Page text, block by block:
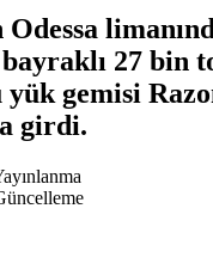
27 bin
yük gemisi
girdi.